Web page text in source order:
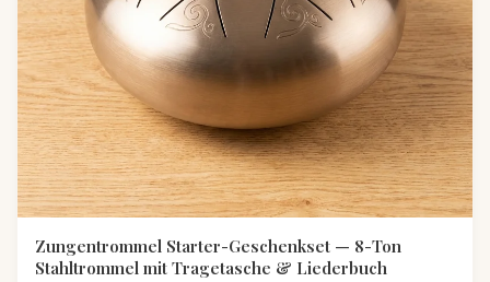
Zungentrommel Starter-Geschenkset — 8-Ton
Stahltrommel mit Tragetasche & Liederbuch